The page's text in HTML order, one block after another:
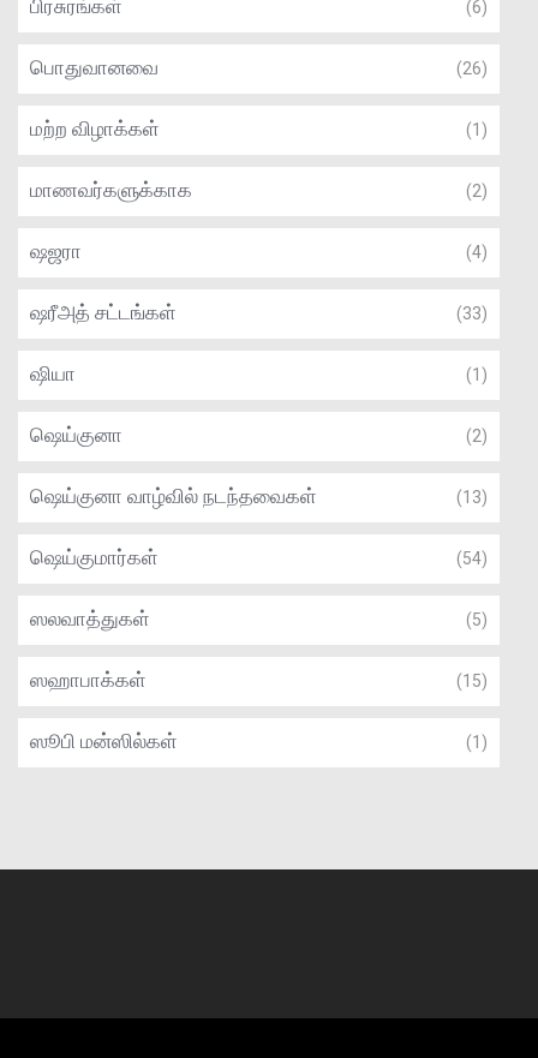
பிரசுரங்கள் (6)
பொதுவானவை (26)
மற்ற விழாக்கள் (1)
மாணவர்களுக்காக (2)
ஷஜரா (4)
ஷரீஅத் சட்டங்கள் (33)
ஷியா (1)
ஷெய்குனா (2)
ஷெய்குனா வாழ்வில் நடந்தவைகள் (13)
ஷெய்குமார்கள் (54)
ஸலவாத்துகள் (5)
ஸஹாபாக்கள் (15)
ஸூபி மன்ஸில்கள் (1)